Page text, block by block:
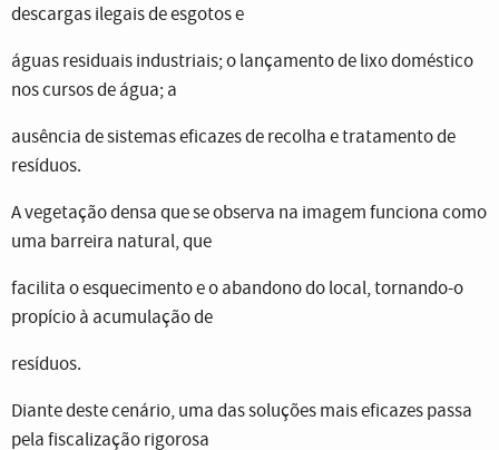
descargas ilegais de esgotos e
águas residuais industriais; o lançamento de lixo doméstico
nos cursos de água; a
ausência de sistemas eficazes de recolha e tratamento de
resíduos.
A vegetação densa que se observa na imagem funciona como
uma barreira natural, que
facilita o esquecimento e o abandono do local, tornando-o
propício à acumulação de
resíduos.
Diante deste cenário, uma das soluções mais eficazes passa
pela fiscalização rigorosa